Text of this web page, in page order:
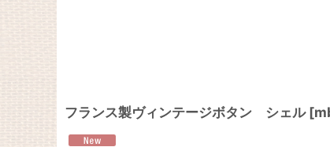
フランス製ヴィンテージボタン シェル [